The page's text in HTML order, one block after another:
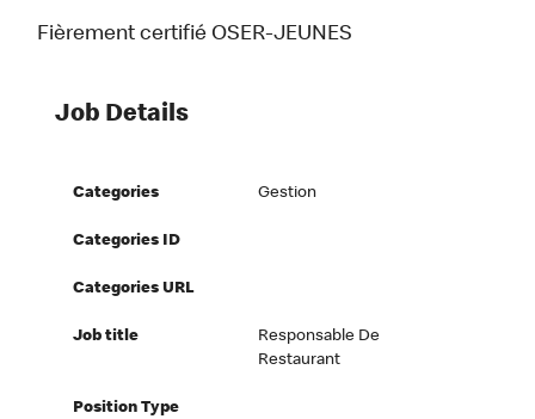
Fièrement certifié OSER-JEUNES
Job Details
Categories Gestion
Categories ID
Categories URL
Job title
Responsable De
Restaurant
Position Type